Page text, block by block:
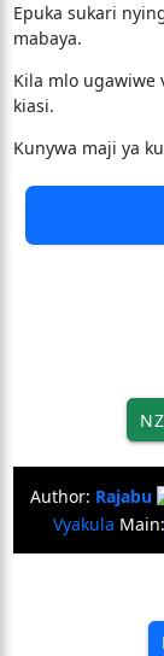
Epuka sukari
mabaya.
Kila mlo
kiasi.
Kunywa maji ya
Author: Rajabu
Vyakula Main: